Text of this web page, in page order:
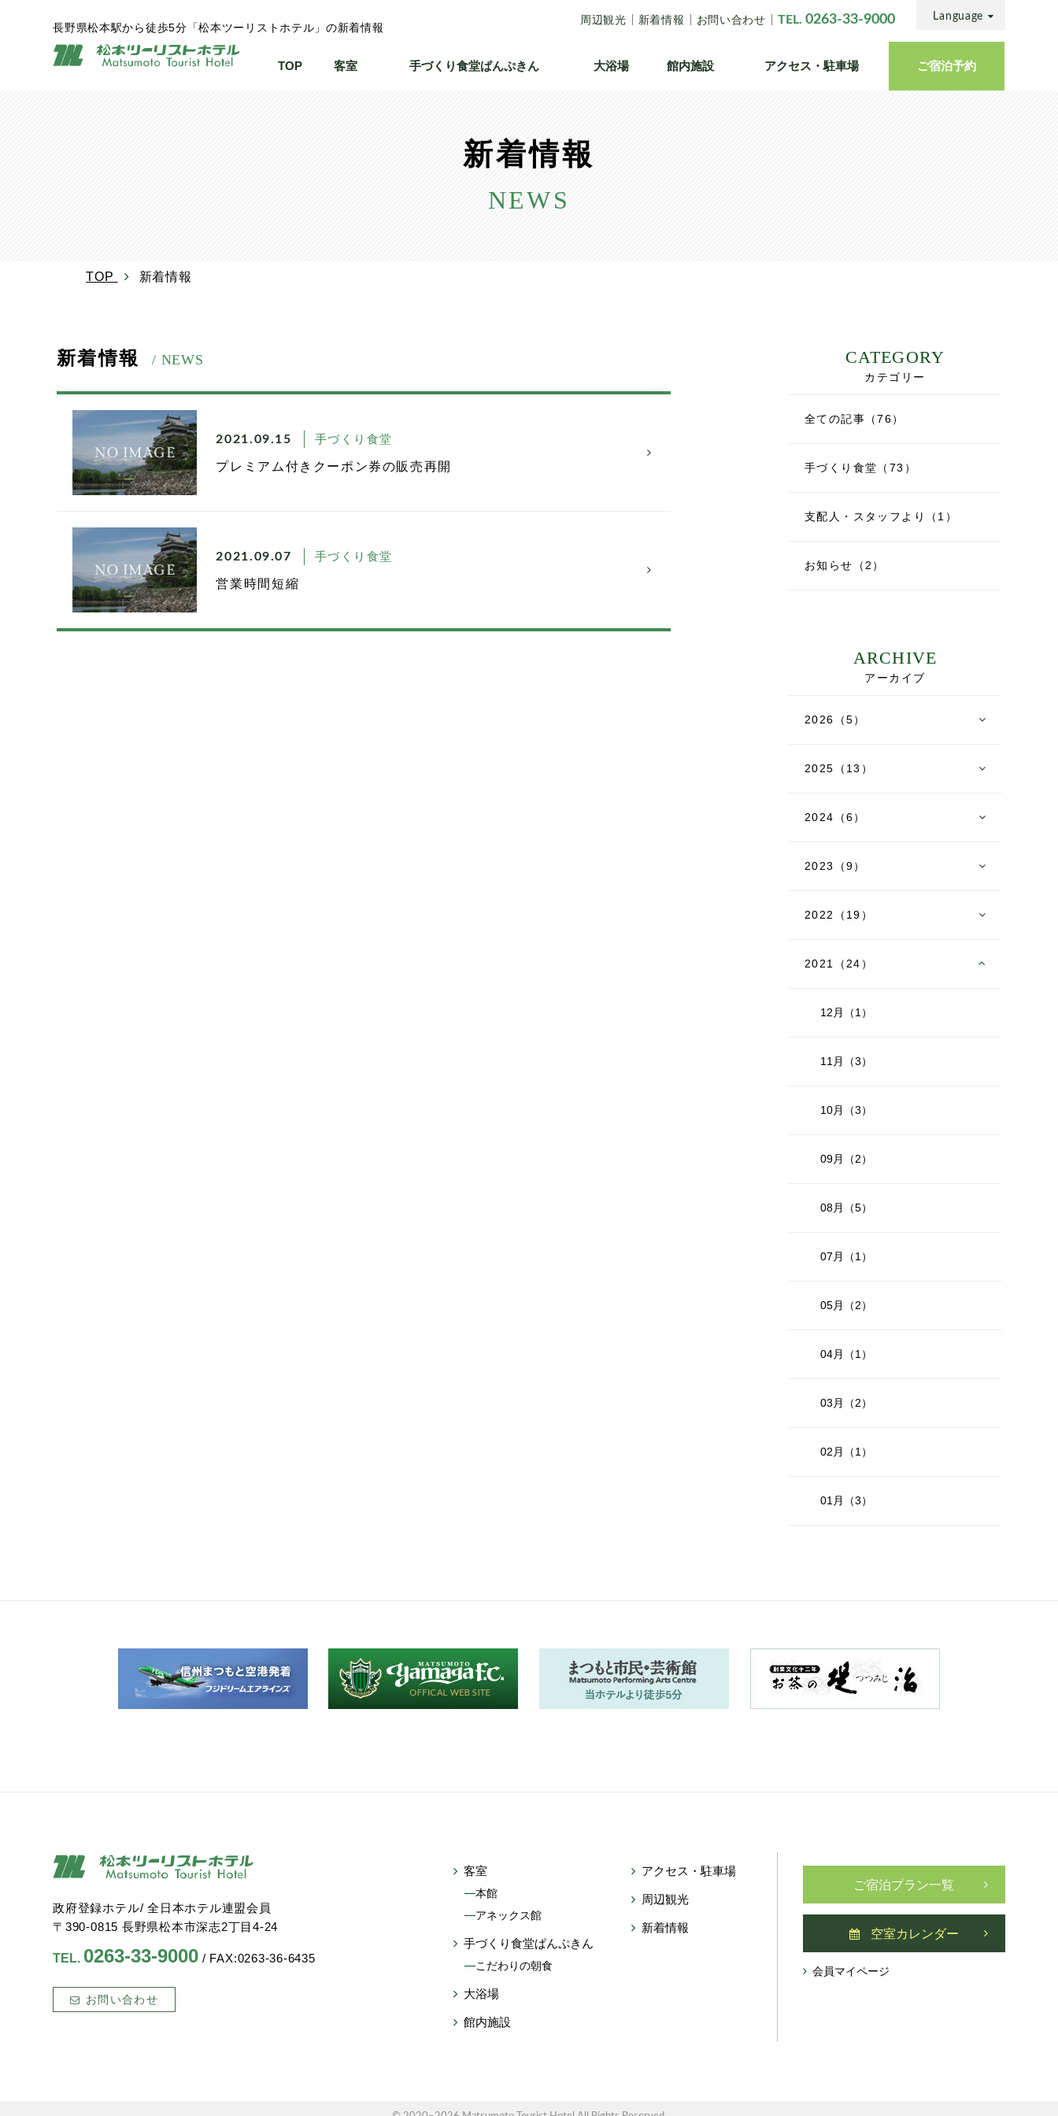
長野県松本駅から徒歩5分「松本ツーリストホテル」の新着情報
周辺観光 新着情報 お問い合わせ TEL. 0263-33-9000
TOP 客室 手づくり食堂ぱんぷきん 大浴場 館内施設 アクセス・駐車場 ご宿泊予約
Language
新着情報
NEWS
TOP 新着情報
新着情報 / NEWS
2021.09.15 手づくり食堂
プレミアム付きクーポン券の販売再開
2021.09.07 手づくり食堂
営業時間短縮
CATEGORY
カテゴリー
全ての記事（76）
手づくり食堂（73）
支配人・スタッフより（1）
お知らせ（2）
ARCHIVE
アーカイブ
2026（5）
2025（13）
2024（6）
2023（9）
2022（19）
2021（24）
12月（1）
11月（3）
10月（3）
09月（2）
08月（5）
07月（1）
05月（2）
04月（1）
03月（2）
02月（1）
01月（3）
政府登録ホテル/ 全日本ホテル連盟会員
〒390-0815 長野県松本市深志2丁目4-24
TEL. 0263-33-9000 / FAX:0263-36-6435
お問い合わせ
客室
本館
アネックス館
手づくり食堂ぱんぷきん
こだわりの朝食
大浴場
館内施設
アクセス・駐車場
周辺観光
新着情報
ご宿泊プラン一覧
空室カレンダー
会員マイページ